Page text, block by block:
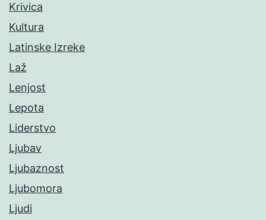
Krivica
Kultura
Latinske Izreke
Laž
Lenjost
Lepota
Liderstvo
Ljubav
Ljubaznost
Ljubomora
Ljudi